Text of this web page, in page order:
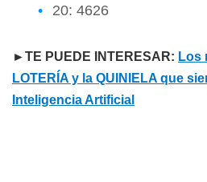
20: 4626
►TE PUEDE INTERESAR: Los
LOTERÍA y la QUINIELA que
Inteligencia Artificial